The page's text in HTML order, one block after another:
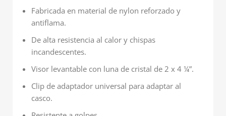
Fabricada en material de nylon reforzado y
antiflama.
De alta resistencia al calor y chispas
incandescentes.
Visor levantable con luna de cristal de 2 x 4 ¼”.
Clip de adaptador universal para adaptar al
casco.